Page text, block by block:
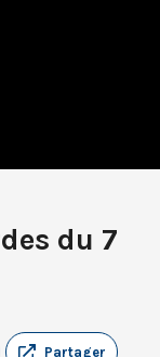
du 7
Partager